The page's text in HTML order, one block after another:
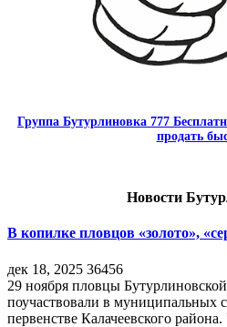
Группа Бутурлиновка 777
продать
Новости
В копилке пловцов «золото»,
дек 18, 2025 36456
29 ноября пловцы
поучаствовали в муниципальных
первенстве Калачеевского